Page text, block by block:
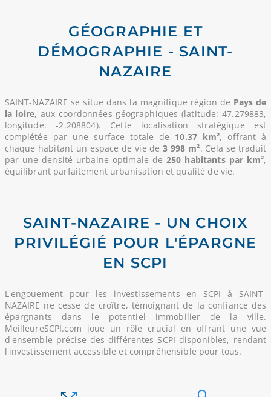
GÉOGRAPHIE ET
DÉMOGRAPHIE - SAINT-
NAZAIRE
SAINT-NAZAIRE se situe dans la magnifique région de Pays de
la loire, aux coordonnées géographiques (latitude: 47.279883,
longitude: -2.208804). Cette localisation stratégique est
complétée par une surface totale de 10.37 km², offrant à
chaque habitant un espace de vie de3 998 m². Cela se traduit
par une densité urbaine optimale de250 habitants par km²,
équilibrant parfaitement urbanisation et qualité de vie.
SAINT-NAZAIRE - UN CHOIX
PRIVILÉGIÉ POUR L'ÉPARGNE
EN SCPI
L'engouement pour les investissements en SCPI à SAINT-
NAZAIRE ne cesse de croître, témoignant de la confiance des
épargnants dans le potentiel immobilier de la ville.
MeilleureSCPI.com joue un rôle crucial en offrant une vue
d'ensemble précise des différentes SCPI disponibles, rendant
l'investissement accessible et compréhensible pour tous.